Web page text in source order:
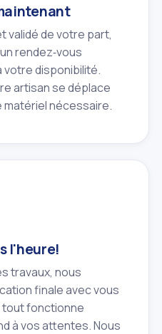
validé de votre part,
rendez‑vous
disponibilité.
artisan se déplace
matériel nécessaire.
l'heure!
travaux, nous
finale avec vous
tout fonctionne
à vos attentes. Nous